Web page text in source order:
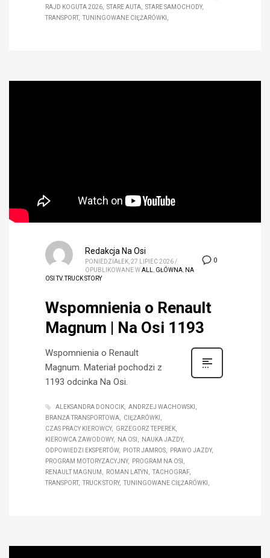
RAJD KOGUTA 2026
STARE AUTA
STARE SAMOCHODY
TRANSPORT
TUNINGOWANE CIĘŻARÓWKI
0
Redakcja Na Osi
PONIEDZIAŁEK, 27 LIPIEC 2026 /
OPUBLIKOWANE WALL GŁÓWNA NA
OSI TV,TRUCK STORY
Wspomnienia o Renault
Magnum | Na Osi 1193
Wspomnienia o Renault
Magnum. Materiał pochodzi z
1193 odcinka Na Osi.
ALEKSANDRA DONOCIK
ANDRZEJ WACHOWSKI
BRANŻA TRANSPORTOWA
CIĘŻARÓWKI
CZAS PRACY KIEROWCY
GRZEGORZ TEPEREK
KIEROWCA ZAWODOWY
NA OSI
NAUKA JAZDY
ODPOWIEDZI EKSPERTÓW
PIOTR JAMROS
PRAWO JAZDY
PROGRAM MOTORYZACYJNY
PROGRAM NA OSI
RENAULT MAGNUM
ROMAN LATYN
TACHOGRAF
TRANSPORT
TRUCK STORY TUNINGOWANE CIĘŻARÓWKI